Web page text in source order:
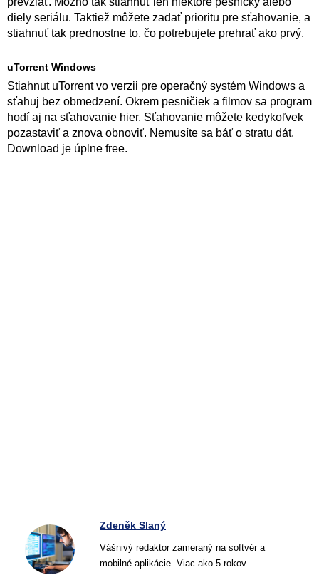
diely seriálu. Taktiež môžete zadať prioritu pre sťahovanie, a
stiahnuť tak prednostne to, čo potrebujete prehrať ako prvý.
uTorrent Windows
Stiahnut uTorrent vo verzii pre operačný systém Windows a
sťahuj bez obmedzení. Okrem pesničiek a filmov sa program
hodí aj na sťahovanie hier. Sťahovanie môžete kedykoľvek
pozastaviť a znova obnoviť. Nemusíte sa báť o stratu dát.
Download je úplne free.
Zdeněk Slaný
Vášnivý redaktor zameraný na softvér a
mobilné aplikácie. Viac ako 5 rokov